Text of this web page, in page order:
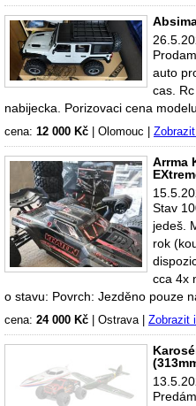
auto
cas.
nabijecka. Porizovaci cena
cena: 12 000 Kč Olomouc
Arrma
Stav
jedeš.
rok
cca 4x
o stavu: Povrch: Jezděno pouze
cena: 24 000 Kč Ostrava| Zobrazit